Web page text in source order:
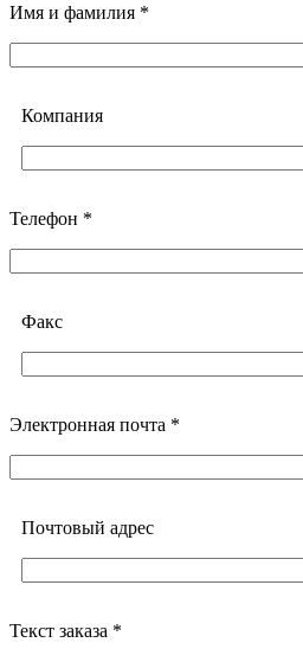
Имя и фамилия *
Компания
Телефон *
Факс
Электронная почта *
Почтовый адреc
Текст заказа *